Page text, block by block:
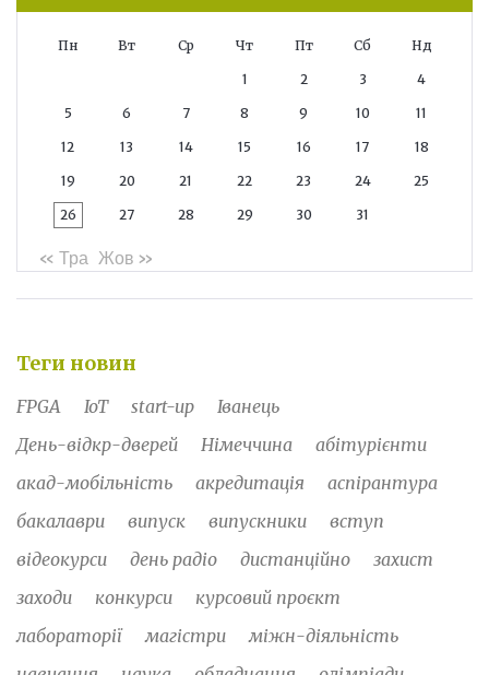
Пн Вт Ср Чт Пт Сб Нд
1 2 3 4
5 6 7 8 9 10 11
12 13 14 15 16 17 18
19 20 21 22 23 24 25
26 27 28 29 30 31
« Тра Жов »
Теги новин
FPGA IoT start-up
Іванець
День-відкр-дверей
Німеччина
абітурієнти
акад-мобільність
акредитація
аспірантура
бакалаври
випуск випускники
вступ
відеокурси
день радіо дистанційно
захист
заходи
конкурси
курсовий проєкт
лабораторії
магістри
міжн-діяльність